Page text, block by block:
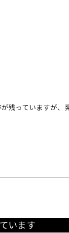
残っていますが、
います